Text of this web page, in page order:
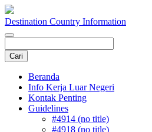
Destination Country Information
Beranda
Info Kerja Luar Negeri
Kontak Penting
Guidelines
#4914 (no title)
#4918 (no title)